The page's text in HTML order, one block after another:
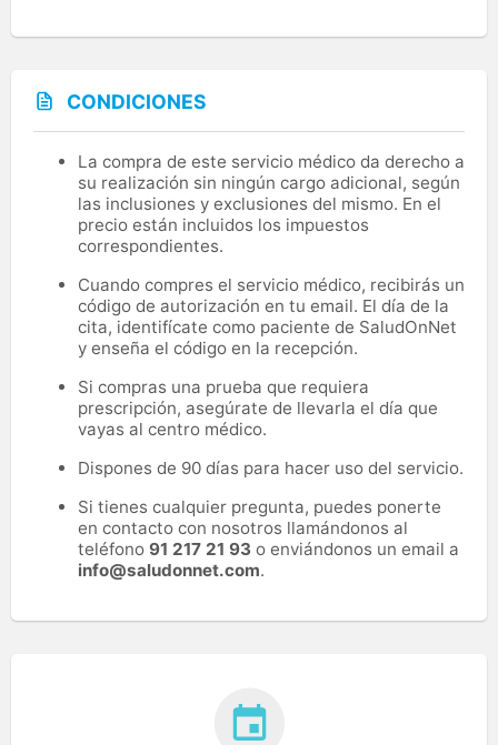
CONDICIONES
La compra de este servicio médico da derecho a
su realización sin ningún cargo adicional, según
las inclusiones y exclusiones del mismo. En el
precio están incluidos los impuestos
correspondientes.
Cuando compres el servicio médico, recibirás un
código de autorización en tu email. El día de la
cita, identifícate como paciente de SaludOnNet
y enseña el código en la recepción.
Si compras una prueba que requiera
prescripción, asegúrate de llevarla el día que
vayas al centro médico.
Dispones de 90 días para hacer uso del servicio.
Si tienes cualquier pregunta, puedes ponerte
en contacto con nosotros llamándonos al
teléfono 91 217 21 93 o enviándonos un email a
info@saludonnet.com.